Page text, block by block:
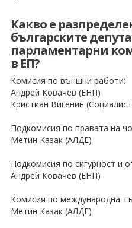
Какво е
българските
парламентарни
в ЕП?
Комисия по външни работи:
Андрей Ковачев (ЕНП)
Кристиан Вигенин
Подкомисия по правата на
Метин Казак (АЛДЕ)
Подкомисия по сигурност и
Андрей Ковачев (ЕНП)
Комисия по международна
Метин Казак (АЛДЕ)